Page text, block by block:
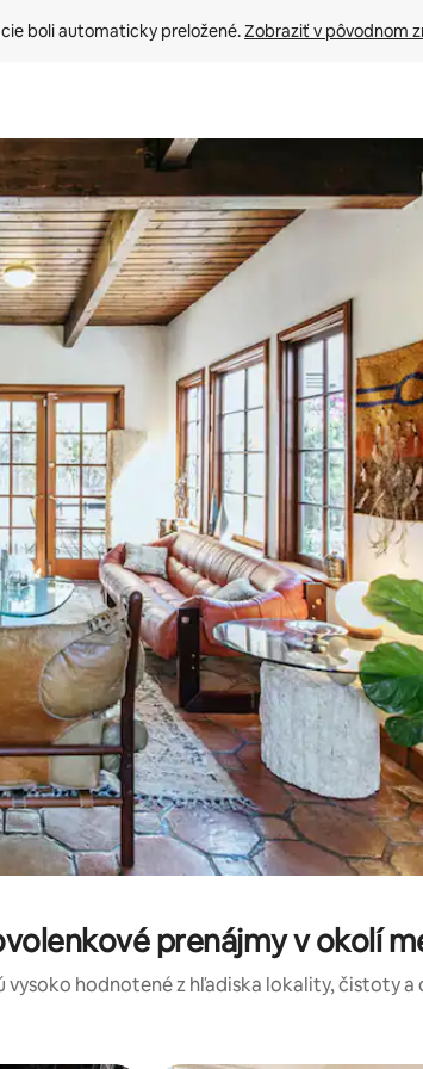
boli automaticky preložené. Zobraziť v pôvodnom
klávesov so šípkami nahor a nadol alebo ich
prenájmy v okolí
hodnotené z hľadiska lokality, čistoty a